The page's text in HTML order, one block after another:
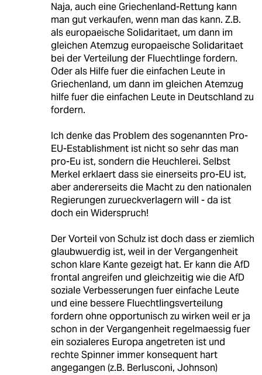
Naja, auch eine Griechenland-Rettung kann
man gut verkaufen, wenn man das kann. Z.B.
als europaeische Solidaritaet, um dann im
gleichen Atemzug europaeische Solidaritaet
bei der Verteilung der Fluechtlinge fordern.
Oder als Hilfe fuer die einfachen Leute in
Griechenland, um dann im gleichen Atemzug
hilfe fuer die einfachen Leute in Deutschland zu
fordern.
Ich denke das Problem des sogenannten Pro-
EU-Establishment ist nicht so sehr das man
pro-Eu ist, sondern die Heuchlerei. Selbst
Merkel erklaert dass sie einerseits pro-EU ist,
aber andererseits die Macht zu den nationalen
Regierungen zurueckverlagern will - da ist
doch ein Widerspruch!
Der Vorteil von Schulz ist doch dass er ziemlich
glaubwuerdig ist, weil in der Vergangenheit
schon klare Kante gezeigt hat. Er kann die AfD
frontal angreifen und gleichzeitig wie die AfD
soziale Verbesserungen fuer einfache Leute
und eine bessere Fluechtlingsverteilung
fordern ohne opportunisch zu wirken weil er ja
schon in der Vergangenheit regelmaessig fuer
ein sozialeres Europa angetreten ist und
rechte Spinner immer konsequent hart
angegangen (z.B. Berlusconi, Johnson)